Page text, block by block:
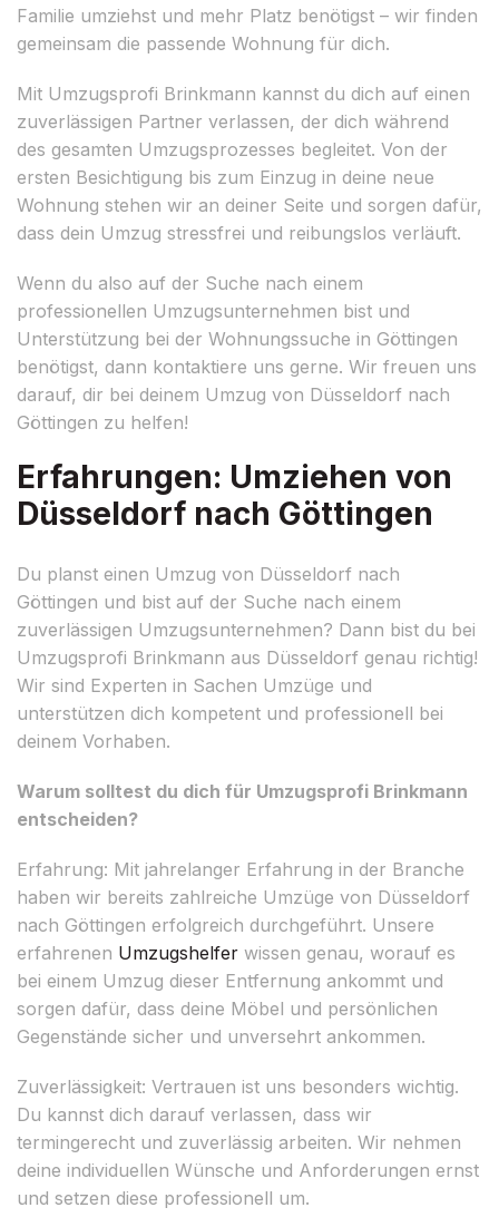
Familie umziehst und mehr Platz benötigst – wir finden
gemeinsam die passende Wohnung für dich.
Mit Umzugsprofi Brinkmann kannst du dich auf einen
zuverlässigen Partner verlassen, der dich während
des gesamten Umzugsprozesses begleitet. Von der
ersten Besichtigung bis zum Einzug in deine neue
Wohnung stehen wir an deiner Seite und sorgen dafür,
dass dein Umzug stressfrei und reibungslos verläuft.
Wenn du also auf der Suche nach einem
professionellen Umzugsunternehmen bist und
Unterstützung bei der Wohnungssuche in Göttingen
benötigst, dann kontaktiere uns gerne. Wir freuen uns
darauf, dir bei deinem Umzug von Düsseldorf nach
Göttingen zu helfen!
Erfahrungen: Umziehen von
Düsseldorf nach Göttingen
Du planst einen Umzug von Düsseldorf nach
Göttingen und bist auf der Suche nach einem
zuverlässigen Umzugsunternehmen? Dann bist du bei
Umzugsprofi Brinkmann aus Düsseldorf genau richtig!
Wir sind Experten in Sachen Umzüge und
unterstützen dich kompetent und professionell bei
deinem Vorhaben.
Warum solltest du dich für Umzugsprofi Brinkmann
entscheiden?
Erfahrung: Mit jahrelanger Erfahrung in der Branche
haben wir bereits zahlreiche Umzüge von Düsseldorf
nach Göttingen erfolgreich durchgeführt. Unsere
erfahrenen Umzugshelfer wissen genau, worauf es
bei einem Umzug dieser Entfernung ankommt und
sorgen dafür, dass deine Möbel und persönlichen
Gegenstände sicher und unversehrt ankommen.
Zuverlässigkeit: Vertrauen ist uns besonders wichtig.
Du kannst dich darauf verlassen, dass wir
termingerecht und zuverlässig arbeiten. Wir nehmen
deine individuellen Wünsche und Anforderungen ernst
und setzen diese professionell um.